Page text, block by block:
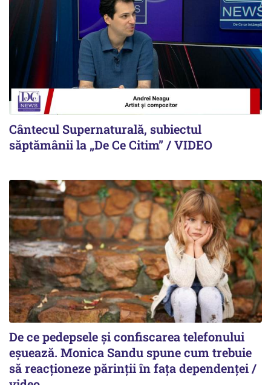
Cântecul Supernaturală, subiectul
săptămânii la „De Ce Citim” / VIDEO
De ce pedepsele și confiscarea telefonului
eșuează. Monica Sandu spune cum trebuie
să reacționeze părinții în fața dependenței /